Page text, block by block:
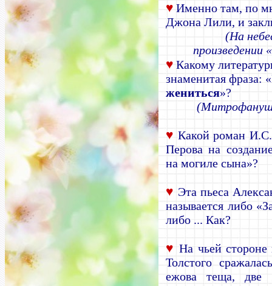
♥ Именно там, по
Джона Лили, и
(На
произведении
♥ Какому
знаменитая фраза:
жениться»?
♥ Какой роман И.С.
Перова на
на могиле сына»?
♥ Эта пьеса
называется либо
либо ... Как?
♥ На чьей стороне
Толстого
ежова теща, две